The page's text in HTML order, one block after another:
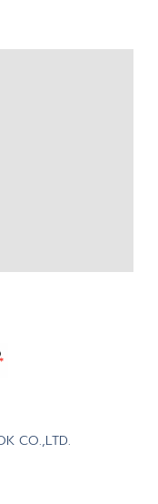
CO.,LTD.